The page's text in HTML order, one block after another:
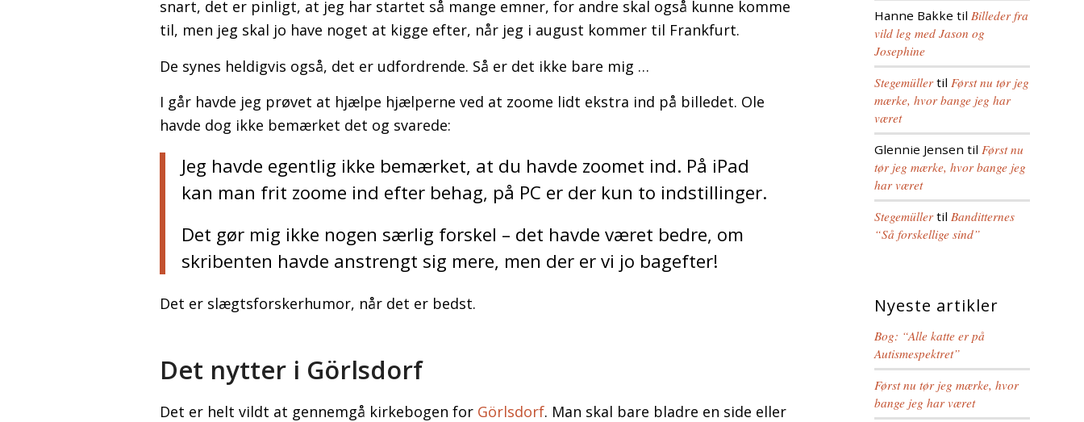
snart, det er pinligt, at jeg har startet så mange emner, for andre skal også kunne komme
til, men jeg skal jo have noget at kigge efter, når jeg i august kommer til Frankfurt.
De synes heldigvis også, det er udfordrende. Så er det ikke bare mig …
I går havde jeg prøvet at hjælpe hjælperne ved at zoome lidt ekstra ind på billedet. Ole
havde dog ikke bemærket det og svarede:
Jeg havde egentlig ikke bemærket, at du havde zoomet ind. På iPad
kan man frit zoome ind efter behag, på PC er der kun to indstillinger.
Det gør mig ikke nogen særlig forskel – det havde været bedre, om
skribenten havde anstrengt sig mere, men der er vi jo bagefter!
Det er slægtsforskerhumor, når det er bedst.
Det nytter i Görlsdorf
Det er helt vildt at gennemgå kirkebogen for Görlsdorf. Man skal bare bladre en side eller
Hanne Bakke til Billeder fra
vild leg med Jason og
Josephine
Stegemüllertil Først nu tør jeg
mærke, hvor bange jeg har
været
Glennie Jensen til Først nu
tør jeg mærke, hvor bange jeg
har været
Stegemüllertil Banditternes
“Så forskellige sind”
Nyeste artikler
Bog: “Alle katte er på
Autismespektret”
Først nu tør jeg mærke, hvor
bange jeg har været